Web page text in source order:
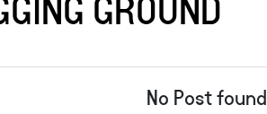
GROUND
No Post found